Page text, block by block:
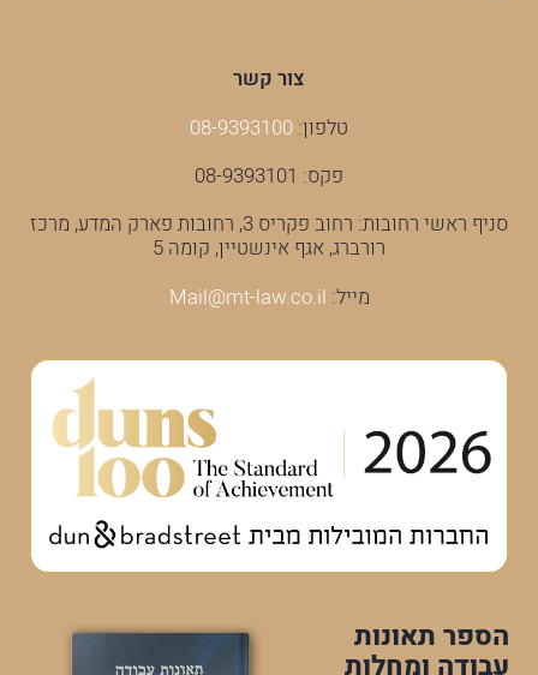
צור קשר
טלפון: 08-9393100
פקס: 08-9393101
סניף ראשי רחובות: רחוב פקריס 3, רחובות פארק המדע, מרכז
רורברג, אגף אינשטיין, קומה 5
מייל: Mail@mt-law.co.il
הספר תאונות
עבודה ומחלות